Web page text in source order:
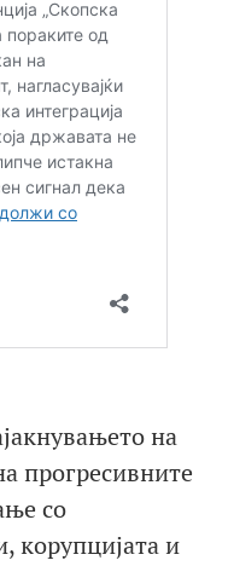
на
прогресивните
со
корупцијата и